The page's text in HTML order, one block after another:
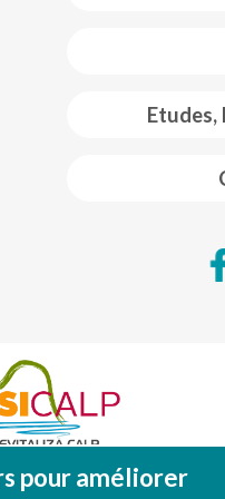
Etudes,
Regional
pour améliorer